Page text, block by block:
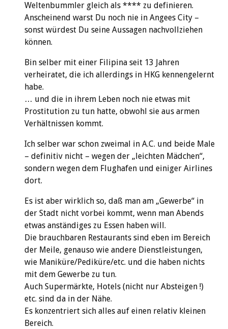
Weltenbummler gleich als **** zu definieren.
Anscheinend warst Du noch nie in Angees City –
sonst würdest Du seine Aussagen nachvollziehen
können.
Bin selber mit einer Filipina seit 13 Jahren
verheiratet, die ich allerdings in HKG kennengelernt
habe.
… und die in ihrem Leben noch nie etwas mit
Prostitution zu tun hatte, obwohl sie aus armen
Verhältnissen kommt.
Ich selber war schon zweimal in A.C. und beide Male
– definitiv nicht – wegen der „leichten Mädchen“,
sondern wegen dem Flughafen und einiger Airlines
dort.
Es ist aber wirklich so, daß man am „Gewerbe“ in
der Stadt nicht vorbei kommt, wenn man Abends
etwas anständiges zu Essen haben will.
Die brauchbaren Restaurants sind eben im Bereich
der Meile, genauso wie andere Dienstleistungen,
wie Maniküre/Pediküre/etc. und die haben nichts
mit dem Gewerbe zu tun.
Auch Supermärkte, Hotels (nicht nur Absteigen !)
etc. sind da in der Nähe.
Es konzentriert sich alles auf einen relativ kleinen
Bereich.